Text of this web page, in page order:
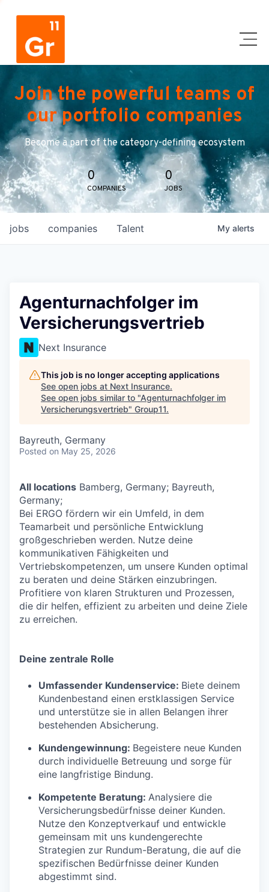
Join the powerful teams of
our portfolio companies
Become a part of the category-defining ecosystem
0
COMPANIES
0
JOBS
jobs companies Talent My alerts
Agenturnachfolger im
Versicherungsvertrieb
Next Insurance
This job is no longer accepting applications
See open jobs at Next Insurance.
See open jobs similar to "Agenturnachfolger im
Versicherungsvertrieb" Group11.
Bayreuth, Germany
Posted on May 25, 2026
All locations Bamberg, Germany; Bayreuth,
Germany;
Bei ERGO fördern wir ein Umfeld, in dem
Teamarbeit und persönliche Entwicklung
großgeschrieben werden. Nutze deine
kommunikativen Fähigkeiten und
Vertriebskompetenzen, um unsere Kunden optimal
zu beraten und deine Stärken einzubringen.
Profitiere von klaren Strukturen und Prozessen,
die dir helfen, effizient zu arbeiten und deine Ziele
zu erreichen.
Deine zentrale Rolle
Umfassender Kundenservice: Biete deinem
Kundenbestand einen erstklassigen Service
und unterstütze sie in allen Belangen ihrer
bestehenden Absicherung.
Kundengewinnung: Begeistere neue Kunden
durch individuelle Betreuung und sorge für
eine langfristige Bindung.
Kompetente Beratung: Analysiere die
Versicherungsbedürfnisse deiner Kunden.
Nutze den Konzeptverkauf und entwickle
gemeinsam mit uns kundengerechte
Strategien zur Rundum-Beratung, die auf die
spezifischen Bedürfnisse deiner Kunden
abgestimmt sind.